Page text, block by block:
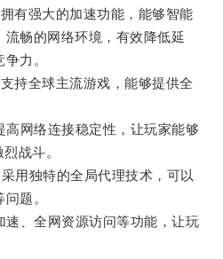
强大的加速功能，能够智能
畅的网络环境，有效降低延
力。
全球主流游戏，能够提供全
网络连接稳定性，让玩家能够
战斗。
独特的全局代理技术，可以
题。
、全网资源访问等功能，让玩